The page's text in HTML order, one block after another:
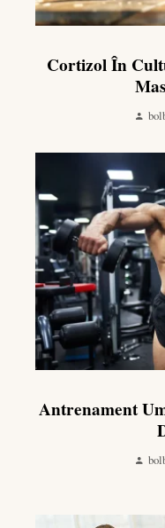
Cortizol În
Antrenament